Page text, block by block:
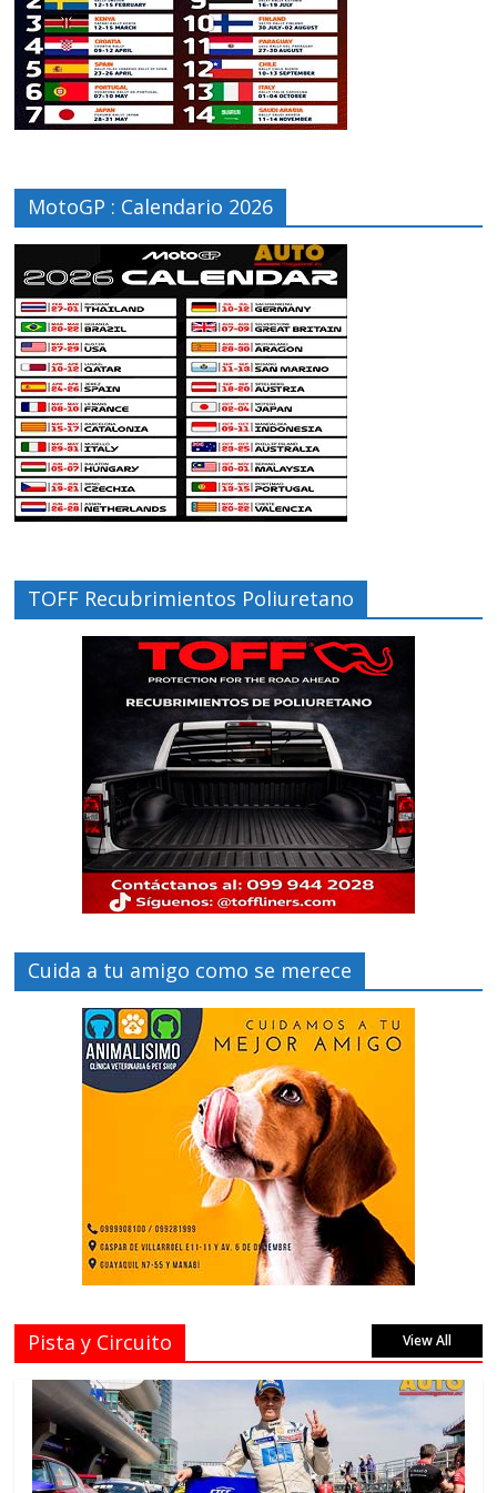
MotoGP : Calendario 2026
TOFF Recubrimientos Poliuretano
Cuida a tu amigo como se merece
Pista y Circuito View All